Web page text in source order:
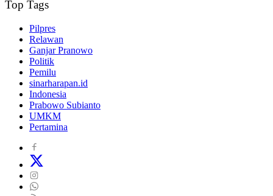
Top Tags
Pilpres
Relawan
Ganjar Pranowo
Politik
Pemilu
sinarharapan.id
Indonesia
Prabowo Subianto
UMKM
Pertamina